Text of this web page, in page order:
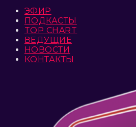
ЭФИР
ПОДКАСТЫ
TOP CHART
ВЕДУЩИЕ
НОВОСТИ
КОНТАКТЫ